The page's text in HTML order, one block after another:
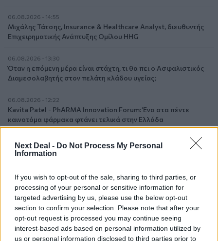
Next Deal - Do Not Process My Personal
Information
If you wish to opt-out of the sale, sharing to third parties, or
processing of your personal or sensitive information for
targeted advertising by us, please use the below opt-out
section to confirm your selection. Please note that after your
opt-out request is processed you may continue seeing
interest-based ads based on personal information utilized by
us or personal information disclosed to third parties prior to
06.08.2026 - 14:55
Μιχάλης Τάτσης, Insurance & Healthcare Analyst, διευθυντής
Επιχειρηματικής Ανάπτυξης Ομίλου HHG
06.08.2026 - 13:30
Όταν η επόμενη μέρα είναι στάχτη, τι θα πει ο Ασφαλιστικός
Διαμεσολαβητής στον πελάτη κλάδου υγείας;
06.08.2026 - 12:22
Kavita Patel - PhARMA Innovation Forum: Ένα στα πέντε
καινοτόμα φάρμακα φτάνει τελικά στην Ελλάδα
06.08.2026 - 11:37
Μείωση ασφαλιστικών εισφορών ύψους 240 εκατ. ευρώ
06.08.2026 - 10:45
Ευρώπη: Μπορεί η κλιματική αλλαγή να οδηγήσει σε
ενεργειακή κρίση;
06.08.2026 - 09:15
Στέλιος Λιανός – INTERAMERICAN / Αθηναϊκή Γενική Κλινική